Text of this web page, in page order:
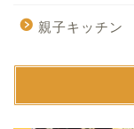
親子キッチン